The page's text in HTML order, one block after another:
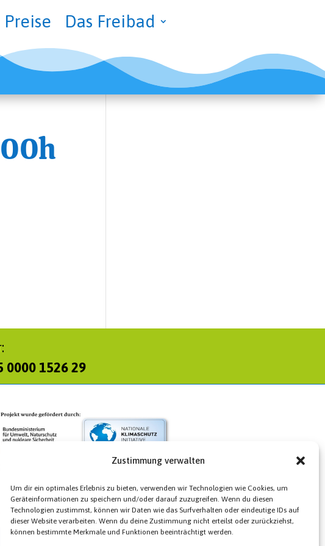
Zustimmung verwalten
Um dir ein optimales Erlebnis zu bieten, verwenden wir Technologien wie Cookies, um
Geräteinformationen zu speichern und/oder darauf zuzugreifen. Wenn du diesen
Technologien zustimmst, können wir Daten wie das Surfverhalten oder eindeutige IDs auf
dieser Website verarbeiten. Wenn du deine Zustimmung nicht erteilst oder zurückziehst,
können bestimmte Merkmale und Funktionen beeinträchtigt werden.
Prei­se Das Frei­bad
0000 1526 29